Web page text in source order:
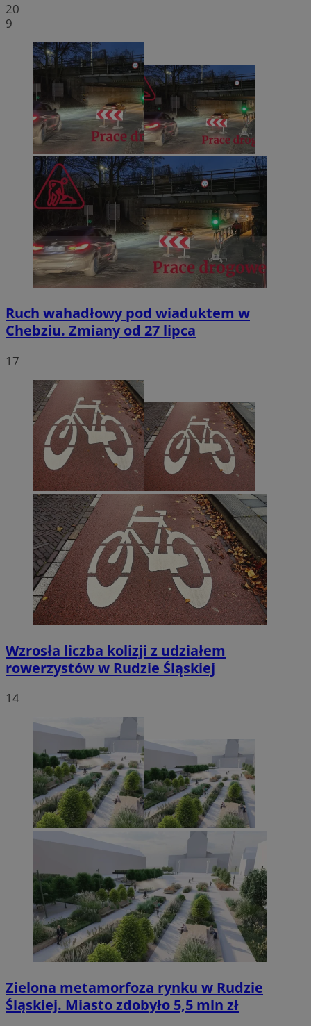
20
9
Ruch wahadłowy pod wiaduktem w
Chebziu. Zmiany od 27 lipca
17
Wzrosła liczba kolizji z udziałem
rowerzystów w Rudzie Śląskiej
14
Zielona metamorfoza rynku w Rudzie
Śląskiej. Miasto zdobyło 5,5 mln zł